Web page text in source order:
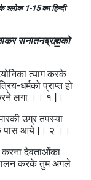
के श्लोक 1-15का हिन्दी
सनातनब्रह्म॒को
त्याग करके
धर्मको प्राप्त हो
लगा ।। १ |।
उग्र तपस्या
पास आये |। २ ।।
करना देवताओंका
करके तुम अगले